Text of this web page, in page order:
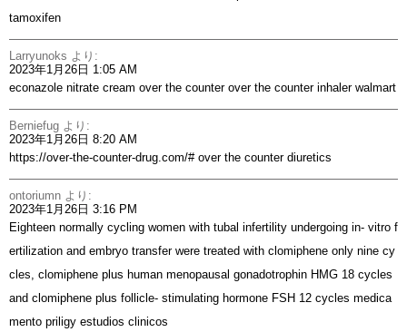
tamoxifen
Larryunoks より:
2023年1月26日 1:05 AM
econazole nitrate cream over the counterover the counter inhaler walmart
Berniefug より:
2023年1月26日 8:20 AM
https://over-the-counter-drug.com/#over the counter diuretics
ontoriumn より:
2023年1月26日 3:16 PM
Eighteen normally cycling women with tubal infertility undergoing in- vitro f
ertilization and embryo transfer were treated with clomiphene only nine cy
cles, clomiphene plus human menopausal gonadotrophin HMG 18 cycles
and clomiphene plus follicle- stimulating hormone FSH 12 cycles medica
mento priligy estudios clinicos